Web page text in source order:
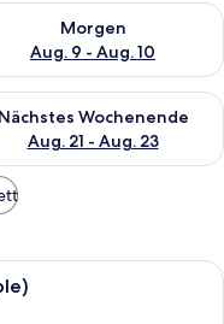
Nacht, Aug. 8 - Aug. 9.
Morgen
Aug. 9 - Aug. 10
die Verfügbarkeit
Wochenende, Aug. 14
Nächstes Wochenende
Aug. 21 - Aug. 23
die Verfügbarkeit
Wohnzimmer mit